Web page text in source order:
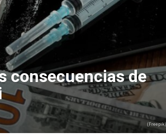
consecuencias de
(Freepik)